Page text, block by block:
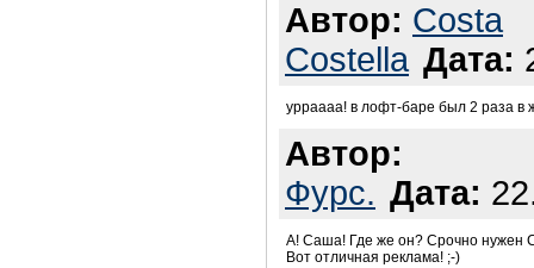
Автор: Costa
Costella Дата:
урраааа! в лофт-баре был 2 раза в
Автор:
Фурс. Дата:
А! Саша! Где же он? Срочно нужен
Вот отличная реклама! ;-)